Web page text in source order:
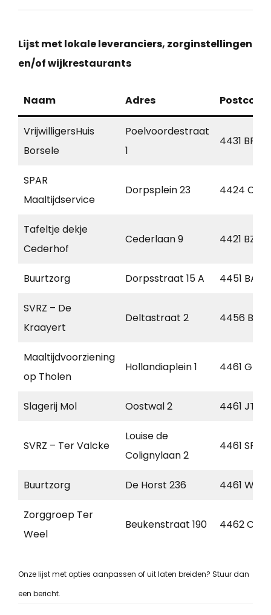
Lijst met lokale leveranciers, zorginstellingen
en/of wijkrestaurants
Naam Adres Postcode
VrijwilligersHuis
Borsele
Poelvoordestraat
1
4431 BP
SPAR
Maaltijdservice
Dorpsplein 23 4424 CA
Tafeltje dekje
Cederhof
Cederlaan 9 4421 BZ
Buurtzorg Dorpsstraat 15 A 4451 BA
SVRZ – De
Kraayert
Deltastraat 2 4456 BB
Maaltijdvoorziening
op Tholen
Hollandiaplein 1 4461 GT
Slagerij Mol Oostwal 2 4461 JT
SVRZ – Ter Valcke
Louise de
Colignylaan 2
4461 SP
Buurtzorg De Horst 236 4461 WZ
Zorggroep Ter
Weel
Beukenstraat 190 4462 CB
Onze lijst met opties aanpassen of uit laten breiden? Stuur dan
een bericht.